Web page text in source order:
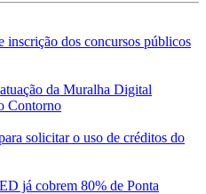
inscrição dos concursos públicos
da Muralha Digital
Contorno
solicitar o uso de créditos do
já cobrem 80% de Ponta